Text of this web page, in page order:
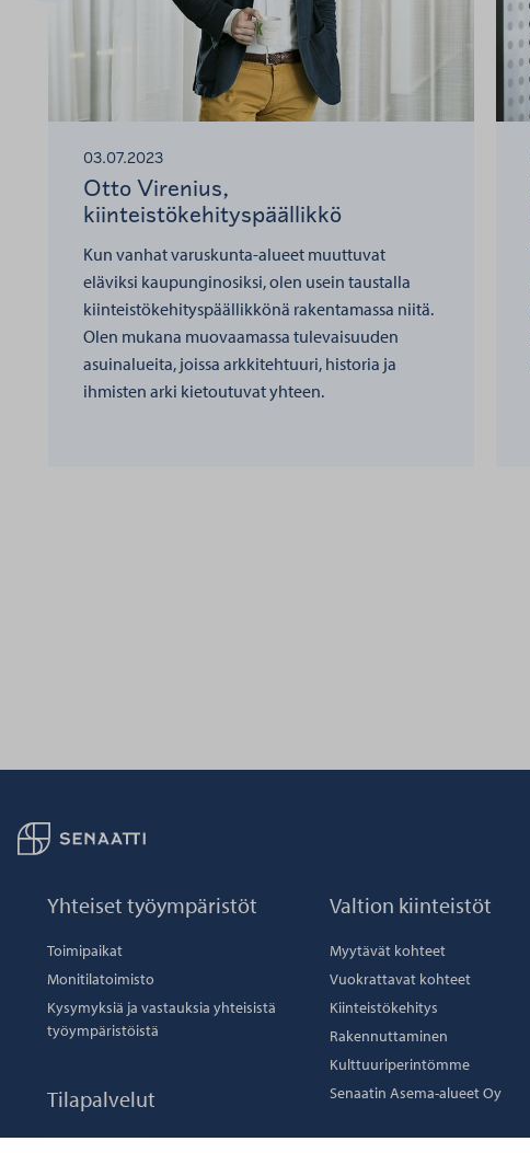
03.07.2023
Otto Virenius,
kiinteistökehityspäällikkö
Kun vanhat varuskunta-alueet muuttuvat
eläviksi kaupunginosiksi, olen usein taustalla
kiinteistökehityspäällikkönä rakentamassa niitä.
Olen mukana muovaamassa tulevaisuuden
asuinalueita, joissa arkkitehtuuri, historia ja
ihmisten arki kietoutuvat yhteen.
Palaa taikaisin etusivulle
Yhteiset työympäristöt
Toimipaikat
Monitilatoimisto
Kysymyksiä ja vastauksia yhteisistä
työympäristöistä
Tilapalvelut
Coworking-tilat
Valtion kiinteistöt
Myytävät kohteet
Vuokrattavat kohteet
Kiinteistökehitys
Rakennuttaminen
Kulttuuriperintömme
Senaatin Asema-alueet Oy